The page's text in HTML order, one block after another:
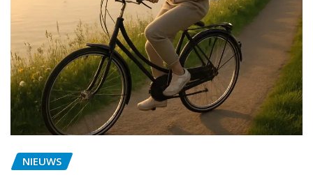
NIEUWS